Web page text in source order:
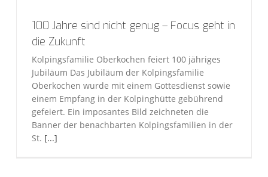
100 Jahre sind nicht genug – Focus geht in
die Zukunft
Kolpingsfamilie Oberkochen feiert 100 jähriges
Jubiläum Das Jubiläum der Kolpingsfamilie
Oberkochen wurde mit einem Gottesdienst sowie
einem Empfang in der Kolpinghütte gebührend
gefeiert. Ein imposantes Bild zeichneten die
Banner der benachbarten Kolpingsfamilien in der
St. [...]